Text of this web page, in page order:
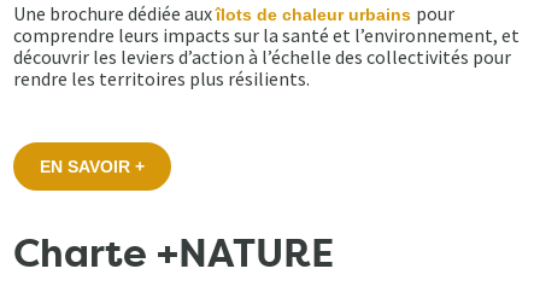
Une brochure dédiée auxîlots de chaleur urbains pour
comprendre leurs impacts sur la santé et l’environnement, et
découvrir les leviers d’action à l’échelle des collectivités pour
rendre les territoires plus résilients.
EN SAVOIR +
Charte +NATURE